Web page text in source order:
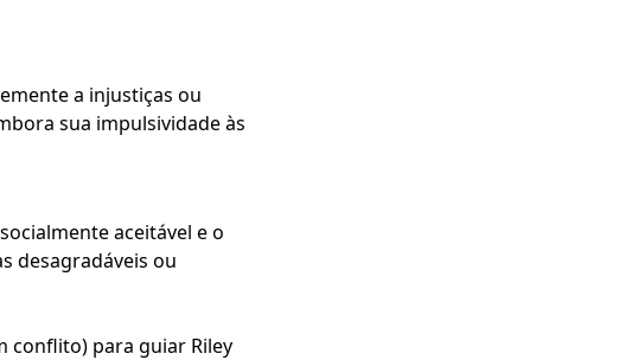
a injustiças ou
sua impulsividade às
aceitável e o
desagradáveis ou
conflito) para guiar Riley